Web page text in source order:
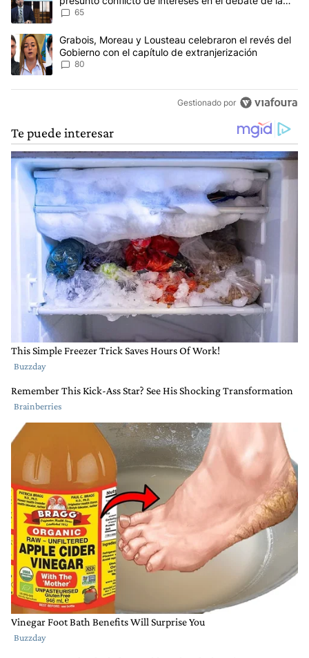
Ley de Tierras
65
Un artículo de tendencia con el título "Grabois, Moreau y
Grabois, Moreau y Lousteau celebraron el revés del
Gobierno con el capítulo de extranjerización
80
Gestionado por